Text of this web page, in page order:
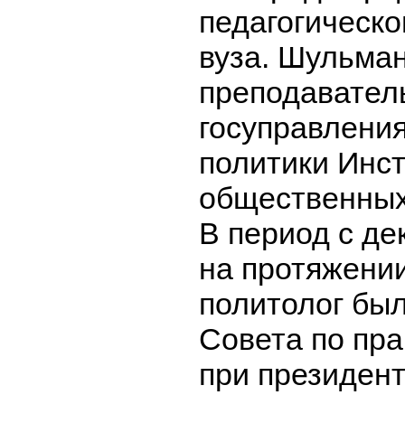
вуза.
политики
В период с
на
политолог
Совета по
при